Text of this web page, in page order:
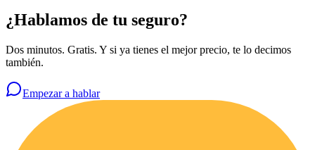
¿Hablamos de tu seguro?
Dos minutos. Gratis. Y si ya tienes el mejor precio, te lo decimos
también.
Empezar a hablar